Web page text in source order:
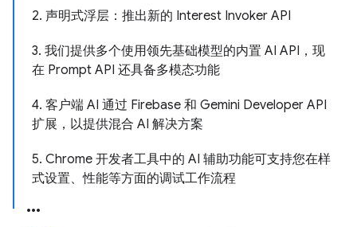
2. 声明式浮层：推出新的 Interest Invoker API
3. 我们提供多个使用领先基础模型的内置 AI API，现
在 Prompt API 还具备多模态功能
4. 客户端 AI 通过 Firebase 和 Gemini Developer API
扩展，以提供混合 AI 解决方案
5. Chrome 开发者工具中的 AI 辅助功能可支持您在样
式设置、性能等方面的调试工作流程